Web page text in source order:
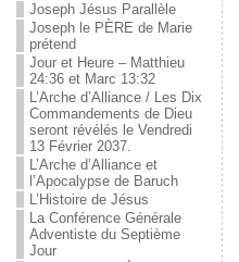
Joseph Jésus Parallèle
Joseph le PÈRE de Marie
prétend
Jour et Heure – Matthieu
24:36 et Marc 13:32
L’Arche d’Alliance / Les Dix
Commandements de Dieu
seront révélés le Vendredi
13 Février 2037.
L’Arche d’Alliance et
l’Apocalypse de Baruch
L’Histoire de Jésus
La Conférence Générale
Adventiste du Septième
Jour